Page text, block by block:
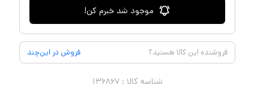
موجود شد خبرم کن!
فروشنده این کالا هستید؟ فروش در این‌چند
شناسه کالا :۱۳۶۸۶۷